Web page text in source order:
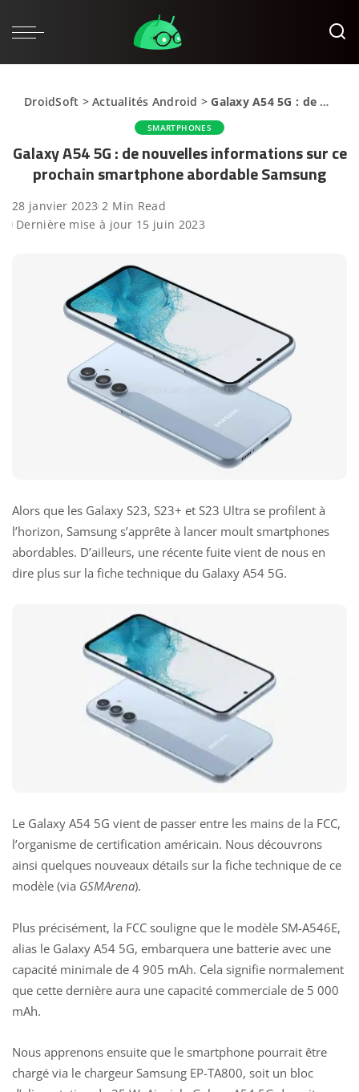
DroidSoft >Actualités Android >Galaxy A54 5G : de nouvelles informations sur ce prochain smartphone abordable Samsung
SMARTPHONES
Galaxy A54 5G : de nouvelles informations sur ce
prochain smartphone abordable Samsung
28 janvier 2023 2 Min Read
Dernière mise à jour 15 juin 2023
Alors que les Galaxy S23, S23+ et S23 Ultra se profilent à
l’horizon, Samsung s’apprête à lancer moult smartphones
abordables. D’ailleurs, une récente fuite vient de nous en
dire plus sur la fiche technique du Galaxy A54 5G.
Le Galaxy A54 5G vient de passer entre les mains de la FCC,
l’organisme de certification américain. Nous découvrons
ainsi quelques nouveaux détails sur la fiche technique de ce
modèle (via GSMArena).
Plus précisément, la FCC souligne que le modèle SM-A546E,
alias le Galaxy A54 5G, embarquera une batterie avec une
capacité minimale de 4 905 mAh. Cela signifie normalement
que cette dernière aura une capacité commerciale de 5 000
mAh.
Nous apprenons ensuite que le smartphone pourrait être
chargé via le chargeur Samsung EP-TA800, soit un bloc